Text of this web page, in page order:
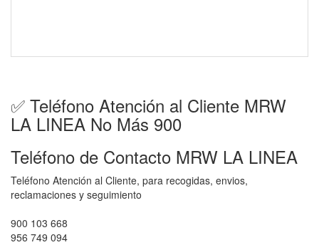
✅ Teléfono Atención al Cliente MRW
LA LINEA No Más 900
Teléfono de Contacto MRW LA LINEA
Teléfono Atención al Cliente, para recogidas, envios,
reclamaciones y seguimiento
900 103 668
956 749 094